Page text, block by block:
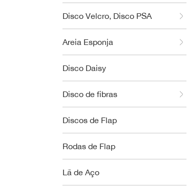
Disco Velcro, Disco PSA
Areia Esponja
Disco Daisy
Disco de fibras
Discos de Flap
Rodas de Flap
Lã de Aço